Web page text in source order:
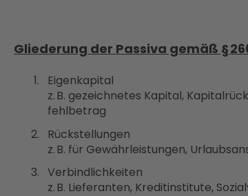
Gliederung der Passiva gemäß §
Eigenkapital
z. B. gezeichnetes Kapital,
fehlbetrag
Rückstellungen
z. B. für Gewährleistungen,
Verbindlichkeiten
z. B. Lieferanten, Kreditinstitute,